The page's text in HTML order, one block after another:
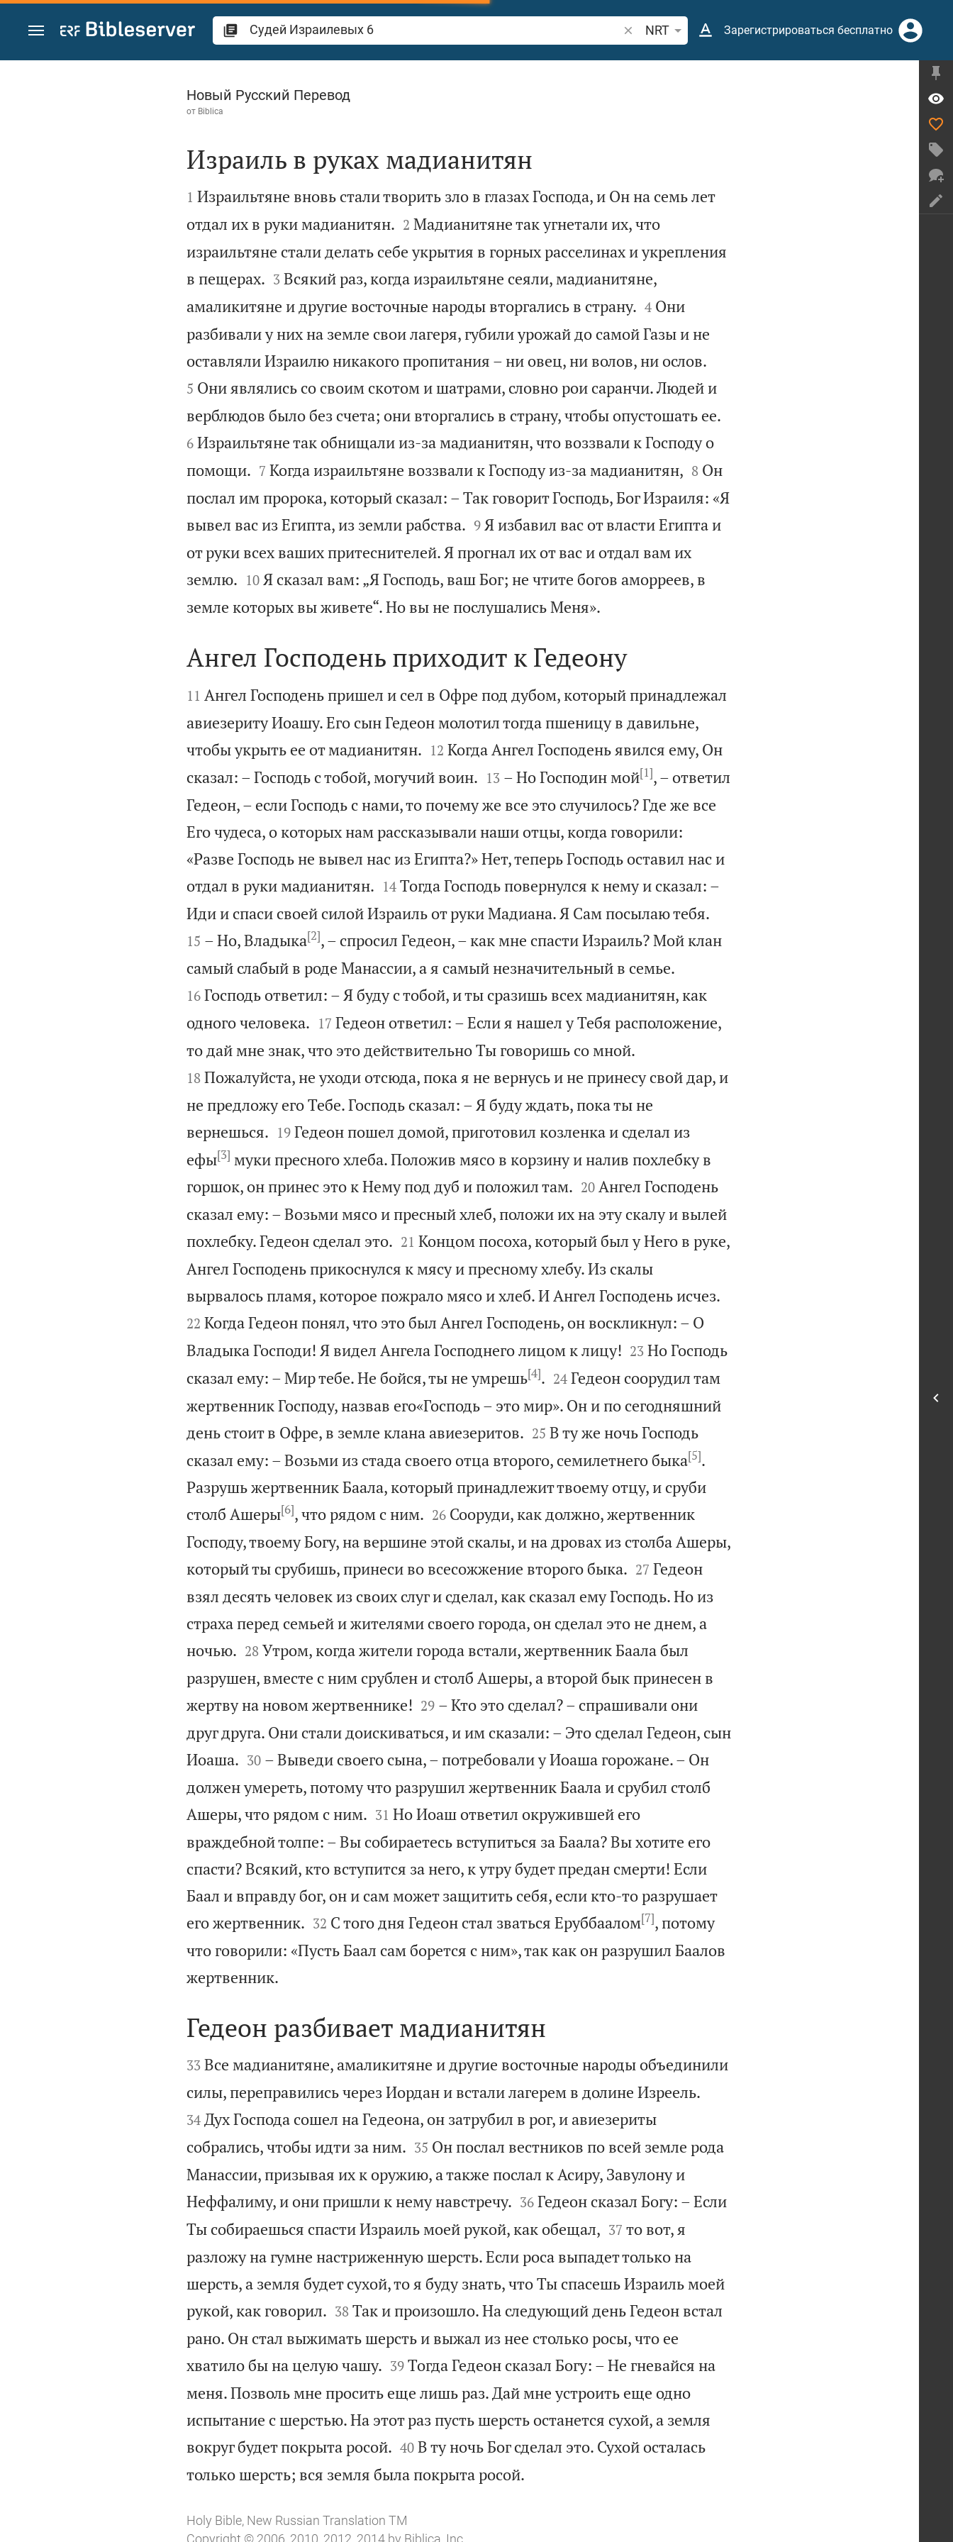
Перейти к содержанию
Поиск по отрывку из Библии или термину
NRT Зарегистрироваться бесплатно
Судей Израилевых 6
Новый Русский Перевод
от Biblica

Израиль в руках мадианитян

1 Израильтяне вновь стали творить зло в глазах Господа, и Он на семь лет
отдал их в руки мадианитян.
2 Мадианитяне так угнетали их, что
израильтяне стали делать себе укрытия в горных расселинах и укрепления
в пещерах.
3 Всякий раз, когда израильтяне сеяли, мадианитяне,
амаликитяне и другие восточные народы вторгались в страну.
4 Они
разбивали у них на земле свои лагеря, губили урожай до самой Газы и не
оставляли Израилю никакого пропитания – ни овец, ни волов, ни ослов.
5 Они являлись со своим скотом и шатрами, словно рои саранчи. Людей и
верблюдов было без счета; они вторгались в страну, чтобы опустошать ее.
6 Израильтяне так обнищали из-за мадианитян, что воззвали к Господу о
помощи.
7 Когда израильтяне воззвали к Господу из-за мадианитян,
8 Он
послал им пророка, который сказал: – Так говорит Господь, Бог Израиля: «Я
вывел вас из Египта, из земли рабства.
9 Я избавил вас от власти Египта и
от руки всех ваших притеснителей. Я прогнал их от вас и отдал вам их
землю.
10 Я сказал вам: „Я Господь, ваш Бог; не чтите богов аморреев, в
земле которых вы живете“. Но вы не послушались Меня».

Ангел Господень приходит к Гедеону

11 Ангел Господень пришел и сел в Офре под дубом, который принадлежал
авиезериту Иоашу. Его сын Гедеон молотил тогда пшеницу в давильне,
чтобы укрыть ее от мадианитян.
12 Когда Ангел Господень явился ему, Он
сказал: – Господь с тобой, могучий воин.
13 – Но Господин мой[1], – ответил
Гедеон, – если Господь с нами, то почему же все это случилось? Где же все
Его чудеса, о которых нам рассказывали наши отцы, когда говорили:
«Разве Господь не вывел нас из Египта?» Нет, теперь Господь оставил нас и
отдал в руки мадианитян.
14 Тогда Господь повернулся к нему и сказал: –
Иди и спаси своей силой Израиль от руки Мадиана. Я Сам посылаю тебя.
15 – Но, Владыка[2], – спросил Гедеон, – как мне спасти Израиль? Мой клан
самый слабый в роде Манассии, а я самый незначительный в семье.
16 Господь ответил: – Я буду с тобой, и ты сразишь всех мадианитян, как
одного человека.
17 Гедеон ответил: – Если я нашел у Тебя расположение,
то дай мне знак, что это действительно Ты говоришь со мной.
18 Пожалуйста, не уходи отсюда, пока я не вернусь и не принесу свой дар, и
не предложу его Тебе. Господь сказал: – Я буду ждать, пока ты не
вернешься.
19 Гедеон пошел домой, приготовил козленка и сделал из
ефы[3] муки пресного хлеба. Положив мясо в корзину и налив похлебку в
горшок, он принес это к Нему под дуб и положил там.
20 Ангел Господень
сказал ему: – Возьми мясо и пресный хлеб, положи их на эту скалу и вылей
похлебку. Гедеон сделал это.
21 Концом посоха, который был у Него в руке,
Ангел Господень прикоснулся к мясу и пресному хлебу. Из скалы
вырвалось пламя, которое пожрало мясо и хлеб. И Ангел Господень исчез.
22 Когда Гедеон понял, что это был Ангел Господень, он воскликнул: – О
Владыка Господи! Я видел Ангела Господнего лицом к лицу!
23 Но Господь
сказал ему: – Мир тебе. Не бойся, ты не умрешь[4].
24 Гедеон соорудил там
жертвенник Господу, назвав его«Господь – это мир». Он и по сегодняшний
день стоит в Офре, в земле клана авиезеритов.
25 В ту же ночь Господь
сказал ему: – Возьми из стада своего отца второго, семилетнего быка[5].
Разрушь жертвенник Баала, который принадлежит твоему отцу, и сруби
столб Ашеры[6], что рядом с ним.
26 Сооруди, как должно, жертвенник
Господу, твоему Богу, на вершине этой скалы, и на дровах из столба Ашеры,
который ты срубишь, принеси во всесожжение второго быка.
27 Гедеон
взял десять человек из своих слуг и сделал, как сказал ему Господь. Но из
страха перед семьей и жителями своего города, он сделал это не днем, а
ночью.
28 Утром, когда жители города встали, жертвенник Баала был
разрушен, вместе с ним срублен и столб Ашеры, а второй бык принесен в
жертву на новом жертвеннике!
29 – Кто это сделал? – спрашивали они
друг друга. Они стали доискиваться, и им сказали: – Это сделал Гедеон, сын
Иоаша.
30 – Выведи своего сына, – потребовали у Иоаша горожане. – Он
должен умереть, потому что разрушил жертвенник Баала и срубил столб
Ашеры, что рядом с ним.
31 Но Иоаш ответил окружившей его
враждебной толпе: – Вы собираетесь вступиться за Баала? Вы хотите его
спасти? Всякий, кто вступится за него, к утру будет предан смерти! Если
Баал и вправду бог, он и сам может защитить себя, если кто-то разрушает
его жертвенник.
32 С того дня Гедеон стал зваться Еруббаалом[7], потому
что говорили: «Пусть Баал сам борется с ним», так как он разрушил Баалов
жертвенник.

Гедеон разбивает мадианитян

33 Все мадианитяне, амаликитяне и другие восточные народы объединили
силы, переправились через Иордан и встали лагерем в долине Изреель.
34 Дух Господа сошел на Гедеона, он затрубил в рог, и авиезериты
собрались, чтобы идти за ним.
35 Он послал вестников по всей земле рода
Манассии, призывая их к оружию, а также послал к Асиру, Завулону и
Неффалиму, и они пришли к нему навстречу.
36 Гедеон сказал Богу: – Если
Ты собираешься спасти Израиль моей рукой, как обещал, 

37 то вот, я
разложу на гумне настриженную шерсть. Если роса выпадет только на
шерсть, а земля будет сухой, то я буду знать, что Ты спасешь Израиль моей
рукой, как говорил.
38 Так и произошло. На следующий день Гедеон встал
рано. Он стал выжимать шерсть и выжал из нее столько росы, что ее
хватило бы на целую чашу.
39 Тогда Гедеон сказал Богу: – Не гневайся на
меня. Позволь мне просить еще лишь раз. Дай мне устроить еще одно
испытание с шерстью. На этот раз пусть шерсть останется сухой, а земля
вокруг будет покрыта росой.
40 В ту ночь Бог сделал это. Сухой осталась
только шерсть; вся земля была покрыта росой.
Holy Bible, New Russian Translation TM